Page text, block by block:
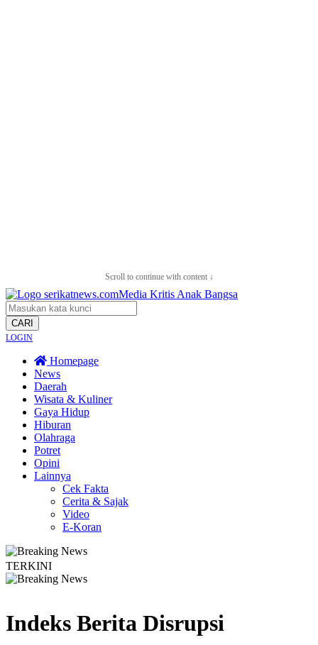
Scroll to continue with content ↓
CARI
LOGIN
Homepage
News
Daerah
Wisata & Kuliner
Gaya Hidup
Hiburan
Olahraga
Potret
Opini
Lainnya
Cek Fakta
Cerita & Sajak
Video
E-Koran
TERKINI
Indeks Berita Disrupsi